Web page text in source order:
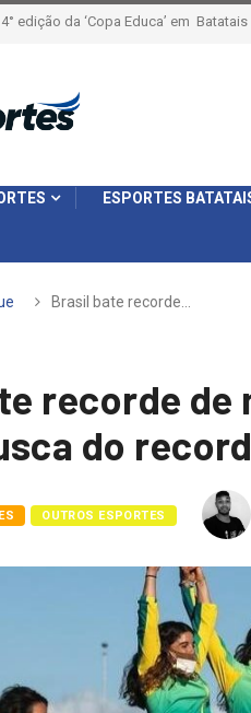
rompem com a LABE na Série
ESPORTES
Brasil bate recorde…
recorde de
do
OUTROS ESPORTES